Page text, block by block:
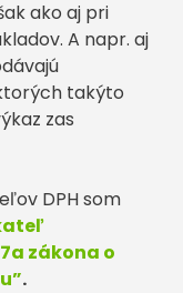
ako aj pri
A napr. aj
takýto
zas
DPH som
zákona o
.